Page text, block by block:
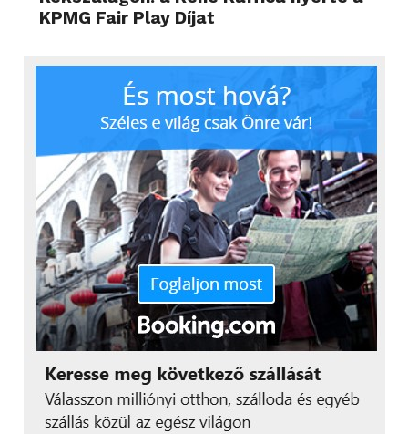
KPMG Fair Play Díjat